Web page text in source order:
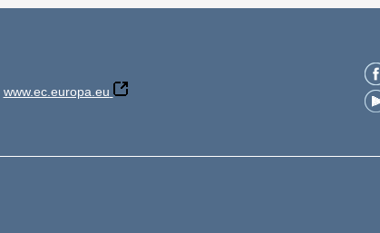
www.ec.europa.eu